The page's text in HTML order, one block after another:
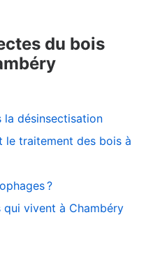
du bois
la désinsectisation
le traitement des bois à
?
qui vivent à Chambéry